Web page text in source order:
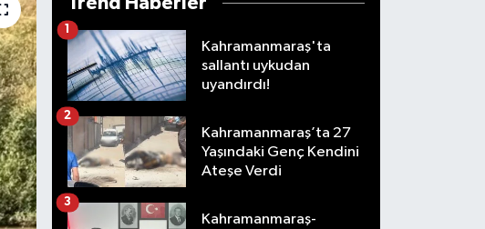
Kahramanmaraş'ta
sallantı uykudan
uyandırdı!
1
Kahramanmaraş’ta 27
Yaşındaki Genç Kendini
Ateşe Verdi
2
Kahramanmaraş-
3